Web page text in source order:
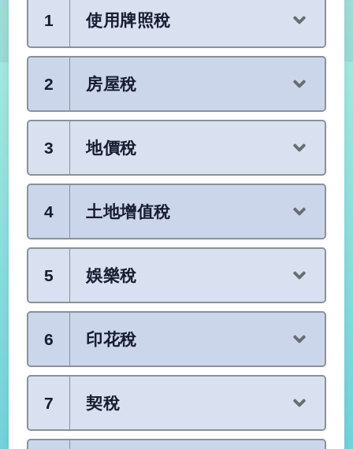
1 使用牌照稅
2 房屋稅
3 地價稅
4 土地增值稅
5 娛樂稅
6 印花稅
7 契稅